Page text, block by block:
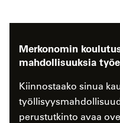
Merkonomin
mahdollisuuksia
Kiinnostaako sinua
perustutkinto avaa